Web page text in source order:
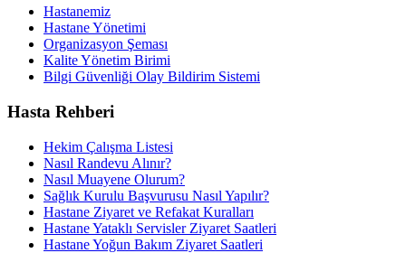
Hastanemiz
Hastane Yönetimi
Organizasyon Şeması
Kalite Yönetim Birimi
Bilgi Güvenliği Olay Bildirim Sistemi
Hasta Rehberi
Hekim Çalışma Listesi
Nasıl Randevu Alınır?
Nasıl Muayene Olurum?
Sağlık Kurulu Başvurusu Nasıl Yapılır?
Hastane Ziyaret ve Refakat Kuralları
Hastane Yataklı Servisler Ziyaret Saatleri
Hastane Yoğun Bakım Ziyaret Saatleri